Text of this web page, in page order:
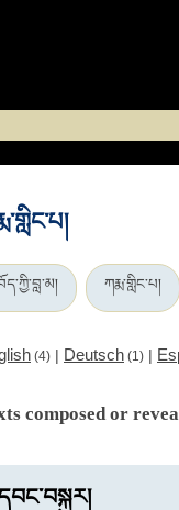
ཀརྨ་གླིང་པ།
(4) | Deutsch (1) |
composed or